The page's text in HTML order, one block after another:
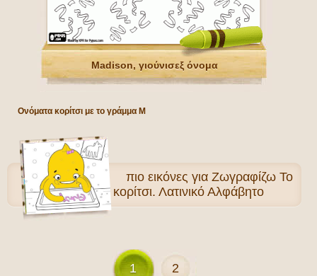
Madison, γιούνισεξ όνομα
Ονόματα κορίτσι με το γράμμα M
πιο εικόνες για Ζωγραφίζω Το
όνομα του κορίτσι. Λατινικό Αλφάβητο
1 2